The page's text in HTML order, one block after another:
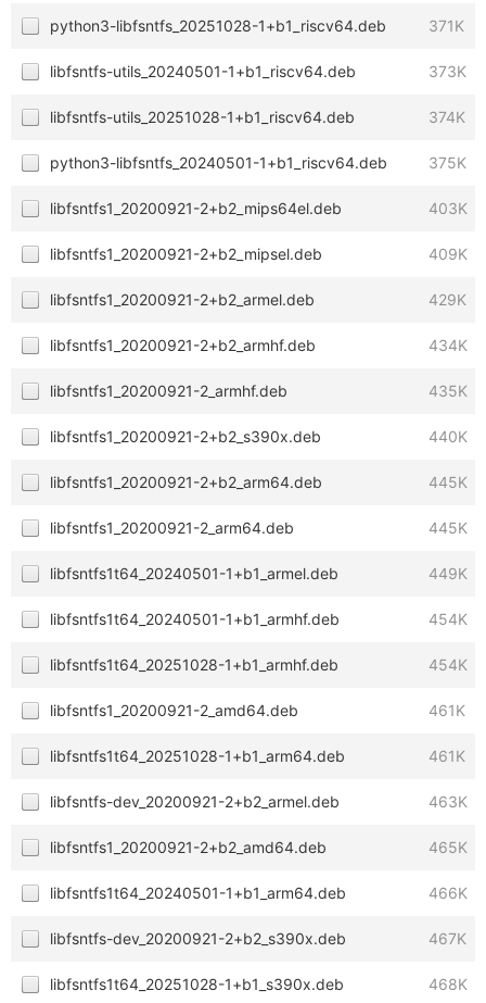
python3-libfsntfs_20251028-1+b1_riscv64.deb 371K
libfsntfs-utils_20240501-1+b1_riscv64.deb 373K
libfsntfs-utils_20251028-1+b1_riscv64.deb 374K
python3-libfsntfs_20240501-1+b1_riscv64.deb 375K
libfsntfs1_20200921-2+b2_mips64el.deb 403K
libfsntfs1_20200921-2+b2_mipsel.deb 409K
libfsntfs1_20200921-2+b2_armel.deb 429K
libfsntfs1_20200921-2+b2_armhf.deb 434K
libfsntfs1_20200921-2_armhf.deb 435K
libfsntfs1_20200921-2+b2_s390x.deb 440K
libfsntfs1_20200921-2+b2_arm64.deb 445K
libfsntfs1_20200921-2_arm64.deb 445K
libfsntfs1t64_20240501-1+b1_armel.deb 449K
libfsntfs1t64_20240501-1+b1_armhf.deb 454K
libfsntfs1t64_20251028-1+b1_armhf.deb 454K
libfsntfs1_20200921-2_amd64.deb 461K
libfsntfs1t64_20251028-1+b1_arm64.deb 461K
libfsntfs-dev_20200921-2+b2_armel.deb 463K
libfsntfs1_20200921-2+b2_amd64.deb 465K
libfsntfs1t64_20240501-1+b1_arm64.deb 466K
libfsntfs-dev_20200921-2+b2_s390x.deb 467K
libfsntfs1t64_20251028-1+b1_s390x.deb 468K